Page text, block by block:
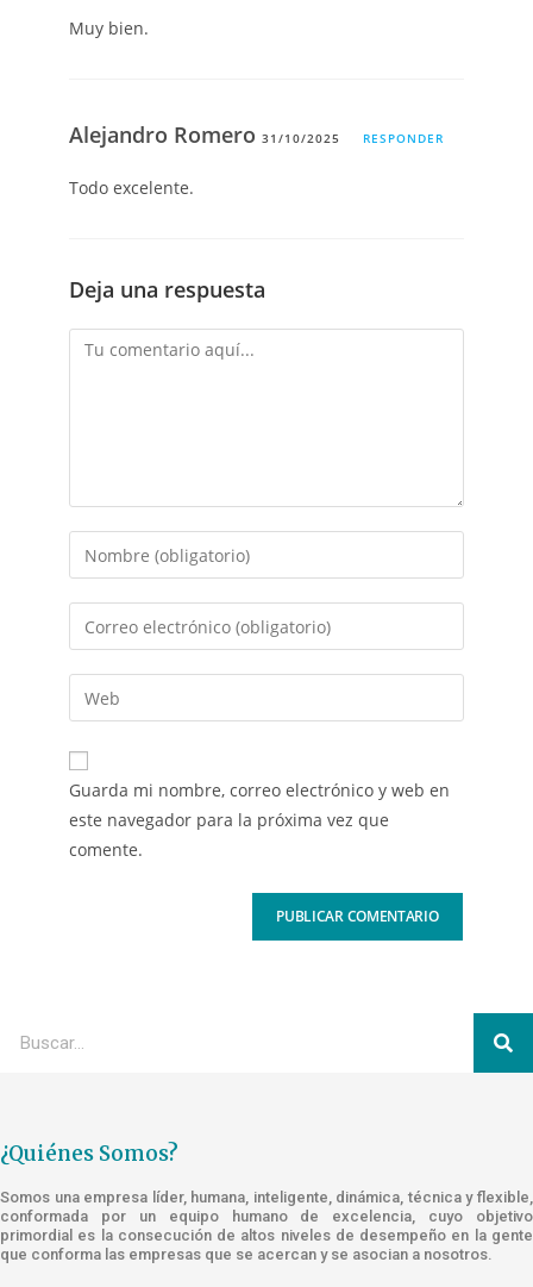
Muy bien.
Alejandro Romero31/10/2025 RESPONDER
Todo excelente.
Deja una respuesta
Guarda mi nombre, correo electrónico y web en
este navegador para la próxima vez que
comente.
¿Quiénes Somos?
Somos una empresa líder, humana, inteligente, dinámica, técnica y flexible,
conformada por un equipo humano de excelencia, cuyo objetivo
primordial es la consecución de altos niveles de desempeño en la gente
que conforma las empresas que se acercan y se asocian a nosotros.